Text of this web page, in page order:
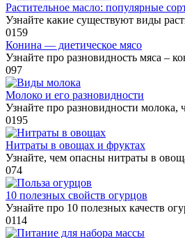
Растительное масло: популярные
Узнайте какие существуют виды
0159
Конина — диетическое мясо
Узнайте про разновидность мяса –
097
Молоко и его разновидности
Узнайте про разновидности молока,
0195
Нитраты в овощах и фруктах
Узнайте, чем опасны нитраты в
074
10 полезных свойств огурцов
Узнайте про 10 полезных качеств
0114